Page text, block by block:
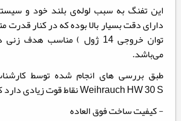
این تفنگ به سبب لوله‌ی بلند خود و
دارای دقت بسیار بالا بوده که در کنار
توان خروجی 14 ژول ) مناسب
می‌باشد.
طبق بررسی های انجام شده توسط
Weihrauch HW 30 S نقاط قوت زیادی دارد که عبارت اند از :
- کیفیت ساخت فوق العاده